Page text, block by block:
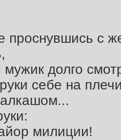
проснувшись с
долго
себе на
милиции!